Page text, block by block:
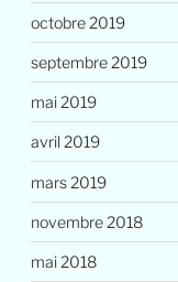
octobre 2019
septembre 2019
mai 2019
avril 2019
mars 2019
novembre 2018
mai 2018